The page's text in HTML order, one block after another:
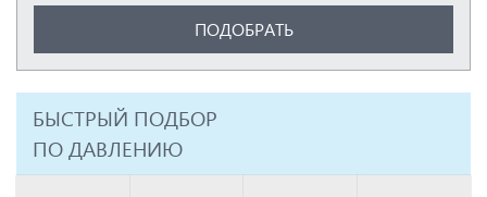
Magnus
Mark
Master Blast
БЫСТРЫЙ ПОДБОР
ПО ДАВЛЕНИЮ